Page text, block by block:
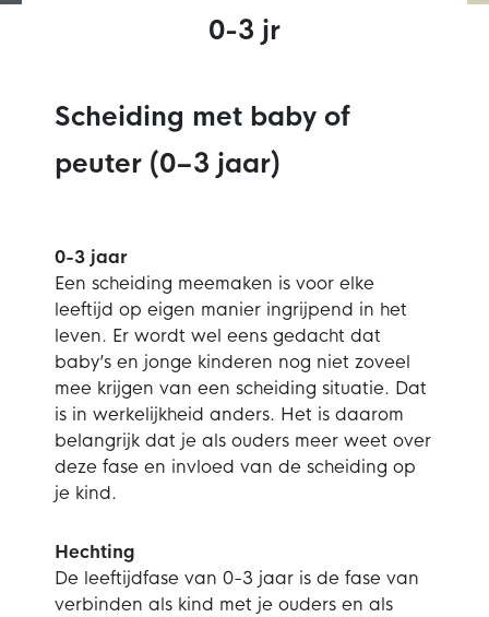
0-3 jr
Scheiding met baby of
peuter (0–3 jaar)
0-3 jaar
Een scheiding meemaken is voor elke
leeftijd op eigen manier ingrijpend in het
leven. Er wordt wel eens gedacht dat
baby’s en jonge kinderen nog niet zoveel
mee krijgen van een scheiding situatie. Dat
is in werkelijkheid anders. Het is daarom
belangrijk dat je als ouders meer weet over
deze fase en invloed van de scheiding op
je kind.
Hechting
De leeftijdfase van 0-3 jaar is de fase van
verbinden als kind met je ouders en als